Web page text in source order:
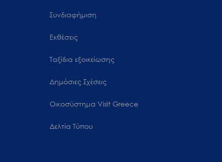
Συνδιαφήμιση
Εκθέσεις
Ταξίδια εξοικείωσης
Δημόσιες Σχέσεις
Oικοσύστημα Visit Greece
Δελτία Τύπου